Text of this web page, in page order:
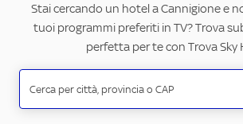
Stai cercando un hotel a Cannigione e
tuoi programmi preferiti in TV? Trova
perfetta per te con Trova Sky